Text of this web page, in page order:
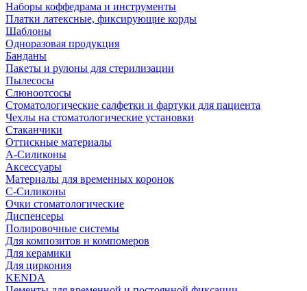
Наборы коффедрама и инструменты
Платки латексные, фиксирующие корды
Шаблоны
Одноразовая продукция
Банданы
Пакеты и рулоны для стерилизации
Пылесосы
Слюноотсосы
Стоматологические салфетки и фартуки для пациента
Чехлы на стоматологические установки
Стаканчики
Оттискные материалы
А-Силиконы
Аксессуары
Материалы для временных коронок
С-Силиконы
Очки стоматологические
Диспенсеры
Полировочные системы
Для композитов и компомеров
Для керамики
Для циркония
KENDA